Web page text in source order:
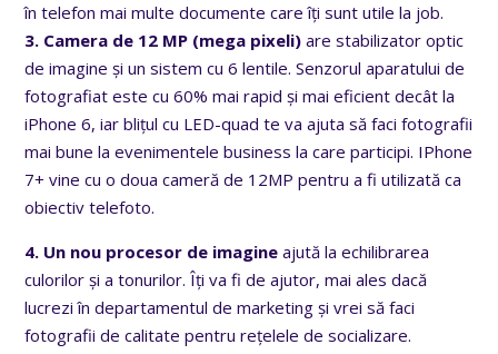
în telefon mai multe documente care îți sunt utile la job.
3. Camera de 12 MP (mega pixeli) are stabilizator optic
de imagine și un sistem cu 6 lentile. Senzorul aparatului de
fotografiat este cu 60% mai rapid și mai eficient decât la
iPhone 6, iar blițul cu LED-quad te va ajuta să faci fotografii
mai bune la evenimentele business la care participi. IPhone
7+ vine cu o doua cameră de 12MP pentru a fi utilizată ca
obiectiv telefoto.
4. Un nou procesor de imagine ajută la echilibrarea
culorilor și a tonurilor. Îți va fi de ajutor, mai ales dacă
lucrezi în departamentul de marketing și vrei să faci
fotografii de calitate pentru rețelele de socializare.